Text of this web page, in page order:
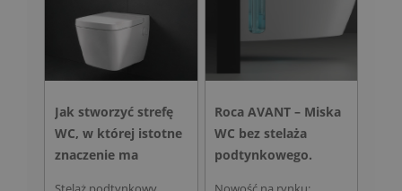
Jak stworzyć strefę
WC, w której istotne
znaczenie ma
Roca AVANT – Miska
WC bez stelaża
podtynkowego.